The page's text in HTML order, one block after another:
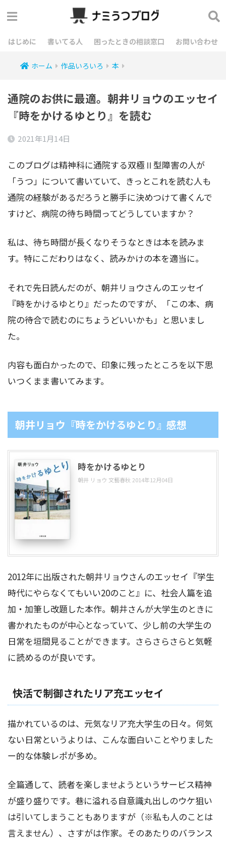
はじめに 書いてる人 困ったときの相談窓口 お問い合わせ
ホーム 作品いろいろ 本
通院のお供に最適。朝井リョウのエッセイ
『時をかけるゆとり』を読む
2021年1月14日
このブログは精神科に通院する双極Ⅱ型障害の人が
「うつ」について書いていて、きっとこれを読む人も
通院の経験があるだろうと勝手に決めつけて書くんで
すけど、病院の待ち時間ってどうしていますか？
私は、待ち時間が長くなりそうなときは本を読みま
す。特にこだわりはなく、読みかけの本を適当に。
それで先日読んだのが、朝井リョウさんのエッセイ
『時をかけるゆとり』だったのですが、「この本、病
院の待合で読むのにちょうどいいかも」と思いまし
た。
内容も面白かったので、印象に残ったところを以下思
いつくまま書いてみます。
朝井リョウ『時をかけるゆとり』感想
時をかけるゆとり
朝井 リョウ 文藝春秋 2014年12月04日
2012年に出版された朝井リョウさんのエッセイ『学生
時代にやらなくてもいい20のこと』に、社会人篇を追
加・加筆し改題した本作。朝井さんが大学生のときに
書かれたものが中心となっていて、少し前の大学生の
日常を垣間見ることができます。さらさらさらと気軽
に読めるのが良いです。
快活で制御されたリア充エッセイ
描かれているのは、元気なリア充大学生の日々。何気
ない日常というよりは、こんな面白いことやりました
ー的な体験レポが多め。
全篇通して、読者を楽しませようというサービス精神
が盛り盛りです。巷に溢れる自意識丸出しのウケ狙い
は引いてしまうこともありますが（※私も人のことは
言えません）、さすがは作家。そのあたりのバランス